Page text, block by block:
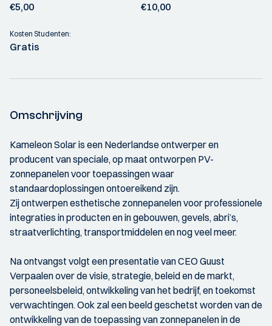
€5,00 €10,00
Kosten Studenten:
Gratis
Omschrijving
Kameleon Solar is een Nederlandse ontwerper en
producent van speciale, op maat ontworpen PV-
zonnepanelen voor toepassingen waar
standaardoplossingen ontoereikend zijn.
Zij ontwerpen esthetische zonnepanelen voor professionele
integraties in producten en in gebouwen, gevels, abri’s,
straatverlichting, transportmiddelen en nog veel meer.
Na ontvangst volgt een presentatie van CEO Guust
Verpaalen over de visie, strategie, beleid en de markt,
personeelsbeleid, ontwikkeling van het bedrijf, en toekomst
verwachtingen. Ook zal een beeld geschetst worden van de
ontwikkeling van de toepassing van zonnepanelen in de